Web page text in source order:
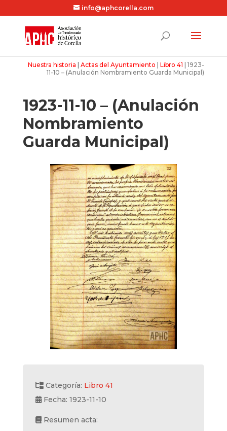
info@aphcorella.com
Nuestra historia |Actas del Ayuntamiento |Libro 41 |1923-
11-10 – (Anulación Nombramiento Guarda Municipal)
1923-11-10 – (Anulación
Nombramiento
Guarda Municipal)
Categoría: Libro 41
Fecha: 1923-11-10
Resumen acta: